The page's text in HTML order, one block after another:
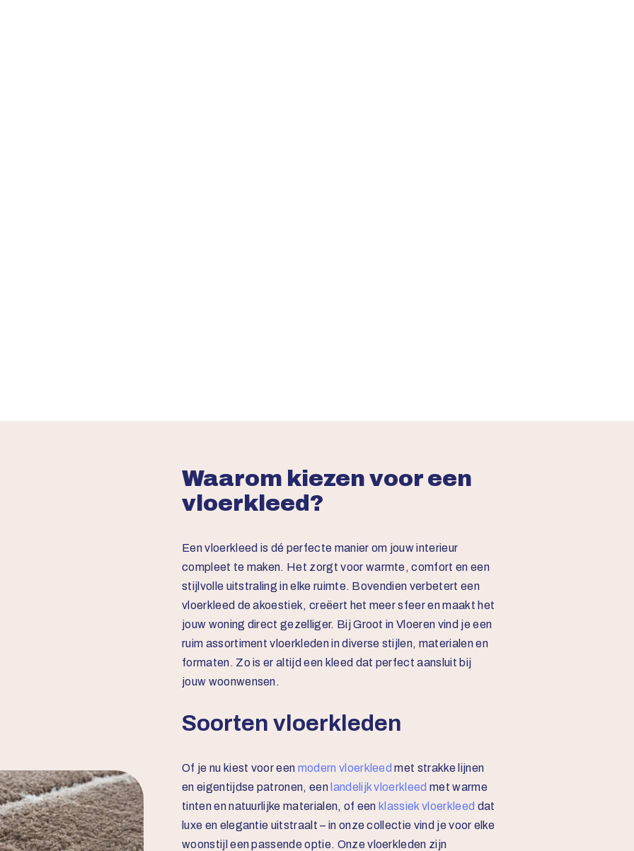
Waarom kiezen voor een
vloerkleed?
Een vloerkleed is dé perfecte manier om jouw interieur
compleet te maken. Het zorgt voor warmte, comfort en een
stijlvolle uitstraling in elke ruimte. Bovendien verbetert een
vloerkleed de akoestiek, creëert het meer sfeer en maakt het
jouw woning direct gezelliger. Bij Groot in Vloeren vind je een
ruim assortiment vloerkleden in diverse stijlen, materialen en
formaten. Zo is er altijd een kleed dat perfect aansluit bij
jouw woonwensen.
Soorten vloerkleden
Of je nu kiest voor een modern vloerkleed met strakke lijnen
en eigentijdse patronen, een landelijk vloerkleed met warme
tinten en natuurlijke materialen, of een klassiek vloerkleed dat
luxe en elegantie uitstraalt – in onze collectie vind je voor elke
woonstijl een passende optie. Onze vloerkleden zijn